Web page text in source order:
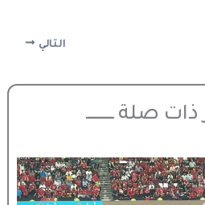
التالي
ذات صلة ـــــــــــ